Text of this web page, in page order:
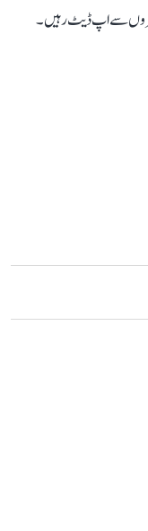
سے اپ ڈیٹ رہیں۔